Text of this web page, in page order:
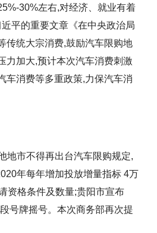
30%左右,对经济、就业有着
平的重要文章《在中央政治局
传统大宗消费,鼓励汽车限购地
力加大,预计本次汽车消费刺激
车消费等多重政策,力保汽车消
地市不得再出台汽车限购规定,
年每年增加投放增量指标 4万
资格条件及数量;贵阳市宣布
号牌摇号。本次商务部再次提